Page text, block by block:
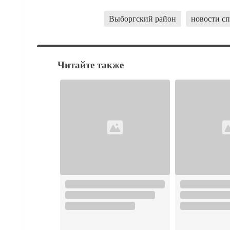
Выборгский район новости
Читайте также